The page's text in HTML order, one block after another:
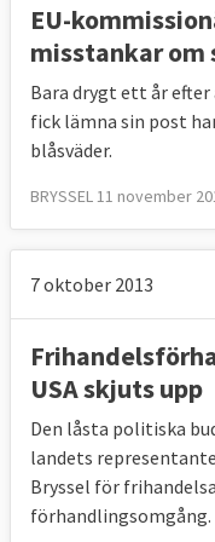
arbetslöshet i EU.
har lägre
själva verket
bottenliga och
målet bortoch
Andel
kvinnor står
Andelen
varken arbetar,
EU-
misstankar
Bara drygt ett år
fick lämna sin post
blåsväder.
BRYSSEL 11 november
7 oktober 2013
USA skjuts upp
Den låsta politiska
landets
Bryssel för
förhandlingsomgång.